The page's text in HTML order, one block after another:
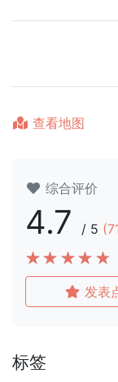
查看地图
综合评价
4.7 / 5 (
发表
标签